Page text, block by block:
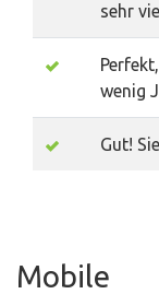
sehr
wenig
Gut!
Mobile